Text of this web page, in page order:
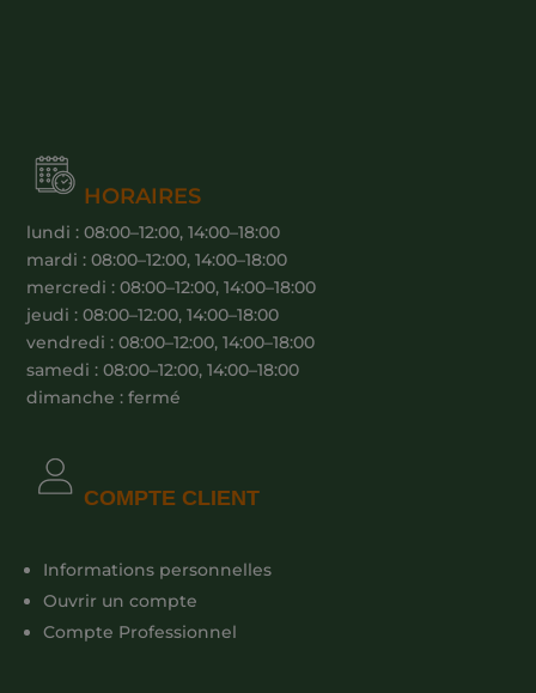
HORAIRES
lundi : 08:00–12:00, 14:00–18:00
mardi : 08:00–12:00, 14:00–18:00
mercredi : 08:00–12:00, 14:00–18:00
jeudi : 08:00–12:00, 14:00–18:00
vendredi : 08:00–12:00, 14:00–18:00
samedi : 08:00–12:00, 14:00–18:00
dimanche : fermé
COMPTE CLIENT
Informations personnelles
Ouvrir un compte
Compte Professionnel